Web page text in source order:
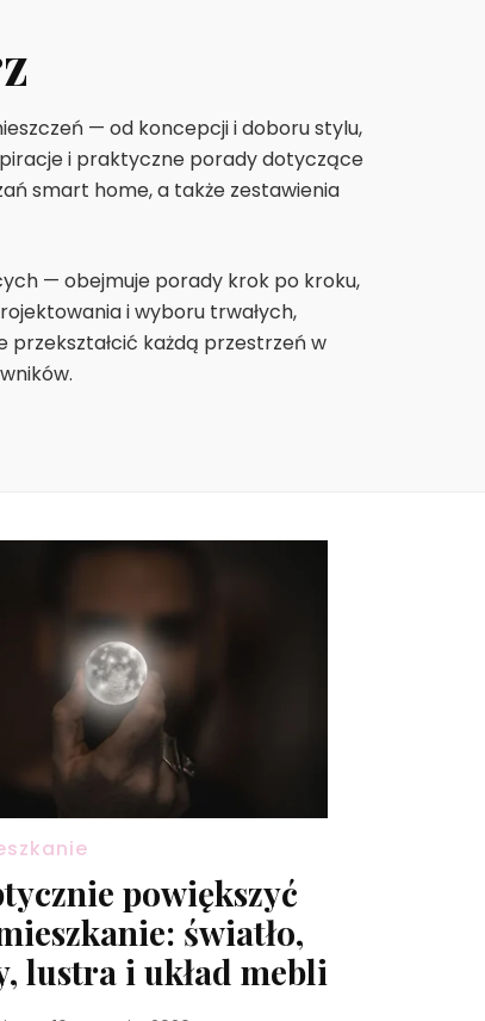
— od koncepcji i doboru stylu,
i praktyczne porady dotyczące
smart home, a także zestawienia
— obejmuje porady krok po kroku,
i wyboru trwałych,
przekształcić każdą przestrzeń w
powiększyć
światło,
lustra i układ mebli